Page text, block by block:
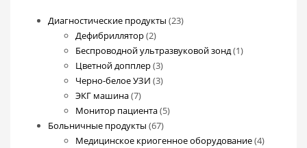
Диагностические продукты 2323
Дефибриллятор 22
товара
Беспроводной ультразвуковой зонд 11
Цветной допплер 33
товара
Черно-белое УЗИ 33
ЭКГ машина 77
товаров
Монитор пациента 55
Больничные продукты 6767
товаров
Медицинское криогенное оборудование 44